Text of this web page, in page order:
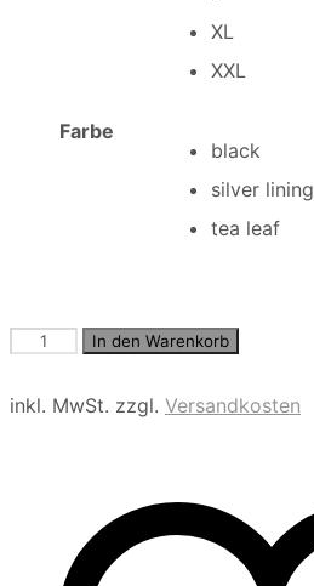
XL
XXL
Farbe
black
silver lining
tea leaf
JPRBLAMILANO
SPRING
POLO
In den Warenkorb
inkl. MwSt. zzgl. Versandkosten